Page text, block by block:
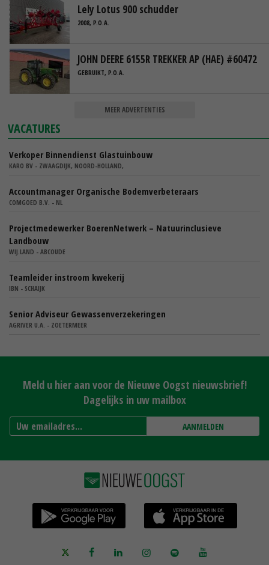
Lely Lotus 900 schudder
2008, P.O.A.
JOHN DEERE 6155R TREKKER AP (HAE) #60472
GEBRUIKT, P.O.A.
MEER ADVERTENTIES
VACATURES
Verkoper Binnendienst Glastuinbouw
KARO BV - ZWAAGDIJK, NOORD-HOLLAND,
Accountmanager Organische Bodemverbeteraars
COMGOED B.V. - NL
Projectmedewerker BoerenNetwerk – Natuurinclusieve
Landbouw
WIJ.LAND - ABCOUDE
Teamleider instroom kwekerij
IBN - SCHAIJK
Senior Adviseur Gewassenverzekeringen
AGRIVER U.A. - ZOETERMEER
Meld u hier aan voor de Nieuwe Oogst nieuwsbrief!
Dagelijks in uw mailbox
AANMELDEN